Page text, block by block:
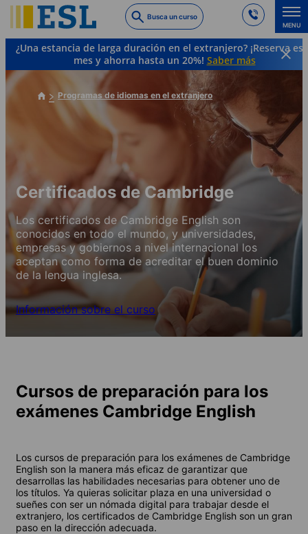
to
main
content
Busca un curso
MENU
¿Una estancia de larga duración en el extranjero? ¡Reserva
mes y ahorra hasta un 20%! Saber más
Programas de idiomas en el extranjero
Certificados de Cambridge
Los certificados de Cambridge English son
conocidos en todo el mundo, y universidades,
empresas y gobiernos a nivel internacional los
aceptan como forma de acreditar el buen dominio
de la lengua inglesa.
Información sobre el curso
Cursos de preparación para los
exámenes Cambridge English
Los cursos de preparación para los exámenes de Cambridge
English son la manera más eficaz de garantizar que
desarrollas las habilidades necesarias para obtener uno de
los títulos. Ya quieras solicitar plaza en una universidad o
sueñes con ser un nómada digital para trabajar desde el
extranjero, los certificados de Cambridge English son un gran
paso en la dirección adecuada.